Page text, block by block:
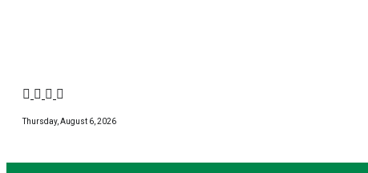
Thursday, August 6, 2026